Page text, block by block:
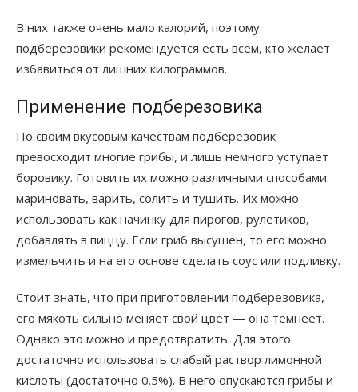
В них также очень мало калорий, поэтому
подберезовики рекомендуется есть всем, кто желает
избавиться от лишних килограммов.
Применение подберезовика
По своим вкусовым качествам подберезовик
превосходит многие грибы, и лишь немного уступает
боровику. Готовить их можно различными способами:
мариновать, варить, солить и тушить. Их можно
использовать как начинку для пирогов, рулетиков,
добавлять в пиццу. Если гриб высушен, то его можно
измельчить и на его основе сделать соус или подливку.
Стоит знать, что при приготовлении подберезовика,
его мякоть сильно меняет свой цвет — она темнеет.
Однако это можно и предотвратить. Для этого
достаточно использовать слабый раствор лимонной
кислоты (достаточно 0.5%). В него опускаются грибы и